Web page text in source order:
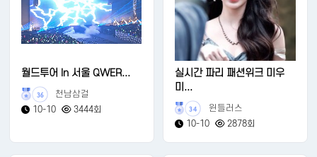
월드투어 In 서울 QWER...
36
천남삼걸
10-10
3444회
실시간 파리 패션위크 미우
미...
34
윈들러스
10-10
2878회